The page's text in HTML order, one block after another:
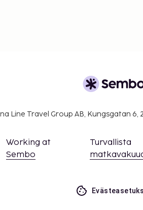
varausvahvistuksessa
Line Travel Group AB, Kungsgatan 6,
Working at
Sembo
Turvallista